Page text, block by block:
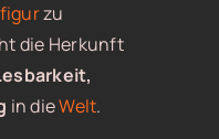
zu
die Herkunft
in dieWelt.